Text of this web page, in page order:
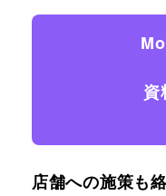
資
店舗への施策も